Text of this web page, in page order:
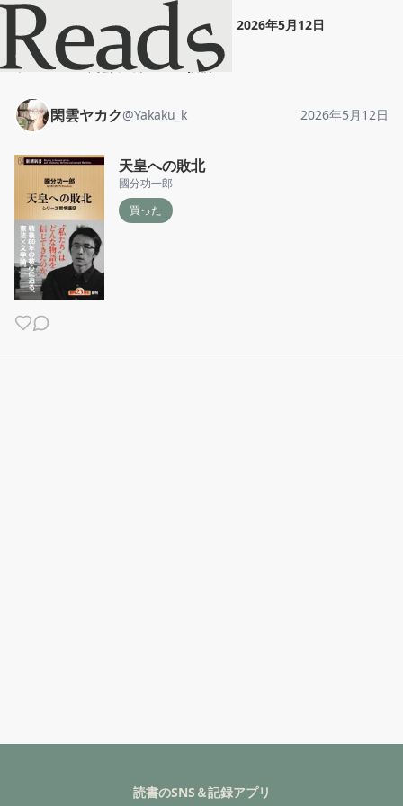
閑雲ヤカク "天皇への敗北 2026年5月12日
ホーム 閑雲ヤカク 投稿
閑雲ヤカク@Yakaku_k 2026年5月12日
天皇への敗北
國分功一郎
買った
読書のSNS＆記録アプリ